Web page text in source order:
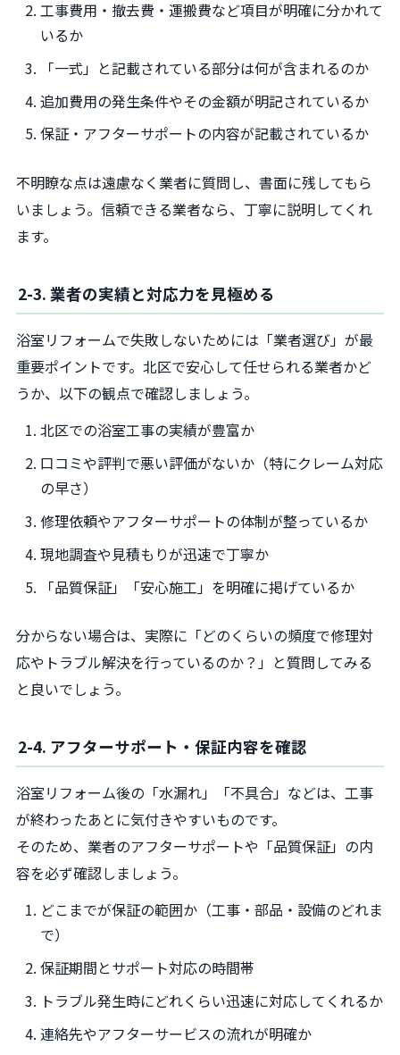
工事費用・撤去費・運搬費など項目が明確に分かれて
いるか
「一式」と記載されている部分は何が含まれるのか
追加費用の発生条件やその金額が明記されているか
保証・アフターサポートの内容が記載されているか
不明瞭な点は遠慮なく業者に質問し、書面に残してもら
いましょう。信頼できる業者なら、丁寧に説明してくれ
ます。
2-3. 業者の実績と対応力を見極める
浴室リフォームで失敗しないためには「業者選び」が最
重要ポイントです。北区で安心して任せられる業者かど
うか、以下の観点で確認しましょう。
北区での浴室工事の実績が豊富か
口コミや評判で悪い評価がないか（特にクレーム対応
の早さ）
修理依頼やアフターサポートの体制が整っているか
現地調査や見積もりが迅速で丁寧か
「品質保証」「安心施工」を明確に掲げているか
分からない場合は、実際に「どのくらいの頻度で修理対
応やトラブル解決を行っているのか？」と質問してみる
と良いでしょう。
2-4. アフターサポート・保証内容を確認
浴室リフォーム後の「水漏れ」「不具合」などは、工事
が終わったあとに気付きやすいものです。
そのため、業者のアフターサポートや「品質保証」の内
容を必ず確認しましょう。
どこまでが保証の範囲か（工事・部品・設備のどれま
で）
保証期間とサポート対応の時間帯
トラブル発生時にどれくらい迅速に対応してくれるか
連絡先やアフターサービスの流れが明確か